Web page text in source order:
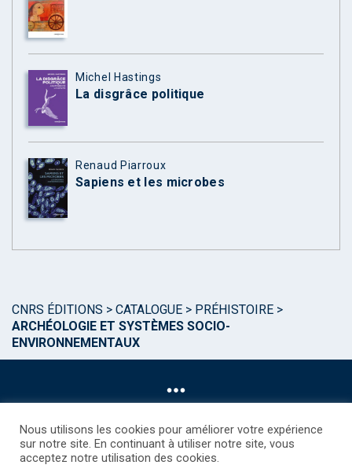
Michel Hastings
La disgrâce politique
Renaud Piarroux
Sapiens et les microbes
CNRS ÉDITIONS > CATALOGUE > PRÉHISTOIRE >
ARCHÉOLOGIE ET SYSTÈMES SOCIO-
ENVIRONNEMENTAUX
©CNRS EDITIONS 2025
Nous utilisons les cookies pour améliorer votre expérience
sur notre site. En continuant à utiliser notre site, vous
acceptez notre utilisation des cookies.